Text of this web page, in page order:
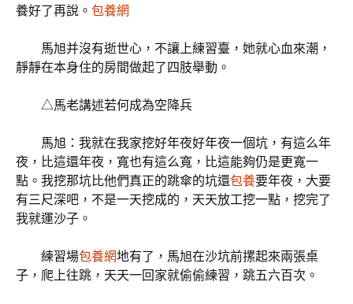
養好了再說。 包養網
馬旭并沒有逝世心，不讓上練習臺，她就心血來潮，
靜靜在本身住的房間做起了四肢舉動。
△馬老講述若何成為空降兵
馬旭：我就在我家挖好年夜好年夜一個坑，有這么年
夜，比這還年夜，寬也有這么寬，比這能夠仍是更寬一
點。我挖那坑比他們真正的跳傘的坑還包養要年夜，大要
有三尺深吧，不是一天挖成的，天天放工挖一點，挖完了
我就運沙子。
練習場包養網地有了，馬旭在沙坑前摞起來兩張桌
子，爬上往跳，天天一回家就偷偷練習，跳五六百次。